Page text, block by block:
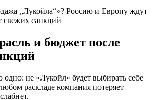
и бюджет после
одно: не «Лукойл» будет выбирать себе
раскладе компания потеряет